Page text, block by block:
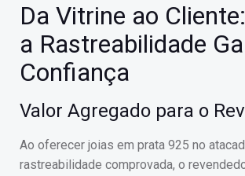
Da Vitrine ao
a Rastreabilidade
Confiança
Valor Agregado para o
Ao oferecer joias em prata 925 no
rastreabilidade comprovada, o